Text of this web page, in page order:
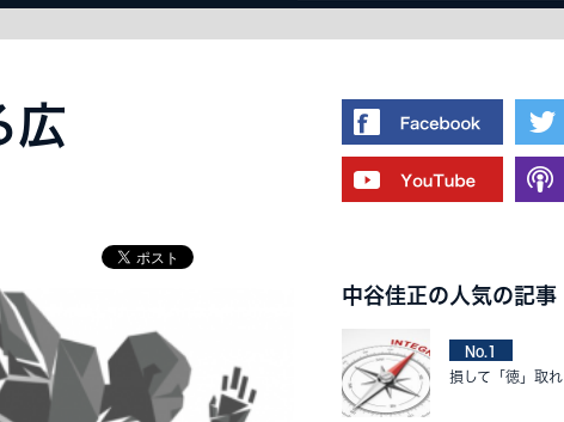
広
中谷佳正の人気の記事
No.1
損して「徳」取れ